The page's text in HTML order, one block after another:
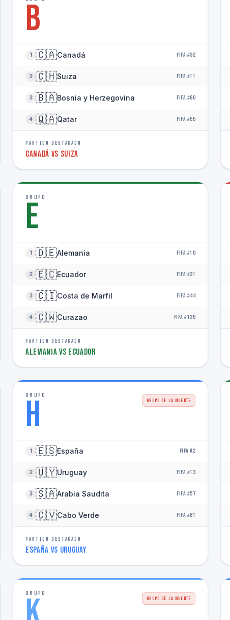
B
1 🇨🇦Canadá FIFA #32
2 🇨🇭Suiza FIFA #11
3 🇧🇦Bosnia y Herzegovina FIFA #60
4 🇶🇦Qatar FIFA #55
PARTIDO DESTACADO
Canadá vs Suiza
GRUPO
E
1 🇩🇪Alemania FIFA #10
2 🇪🇨Ecuador FIFA #31
3 🇨🇮Costa de Marfil FIFA #44
4 🇨🇼Curazao FIFA #135
PARTIDO DESTACADO
Alemania vs Ecuador
GRUPO
H GRUPO DE LA MUERTE
1 🇪🇸España FIFA #2
2 🇺🇾Uruguay FIFA #13
3 🇸🇦Arabia Saudita FIFA #57
4 🇨🇻Cabo Verde FIFA #81
PARTIDO DESTACADO
España vs Uruguay
GRUPO
GRUPO DE LA MUERTE